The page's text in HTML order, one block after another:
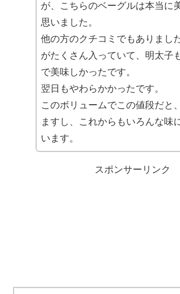
が、こちらのベーグルは本当に
思いました。
他の方のクチコミでもありまし
がたくさん入っていて、明太子
で美味しかったです。
翌日もやわらかかったです。
このボリュームでこの値段だと
ますし、これからもいろんな味
います。
スポンサーリンク